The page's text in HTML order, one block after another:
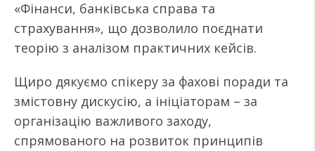
«Фінанси, банківська справа та
страхування», що дозволило поєднати
теорію з аналізом практичних кейсів.
Щиро дякуємо спікеру за фахові поради та
змістовну дискусію, а ініціаторам – за
організацію важливого заходу,
спрямованого на розвиток принципів